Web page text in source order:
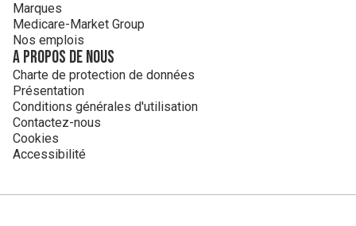
Marques
Medicare-Market Group
Nos emplois
A propos de nous
Charte de protection de données
Présentation
Conditions générales d'utilisation
Contactez-nous
Cookies
Accessibilité